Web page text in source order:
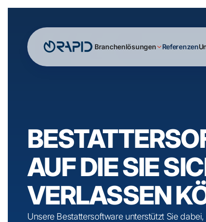
Branchenlösungen Referenzen
AUF DIE SIE
VERLASSEN
Unsere Bestattersoftware unterstützt Sie